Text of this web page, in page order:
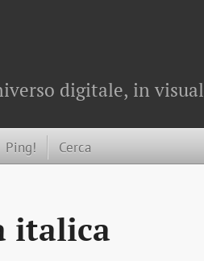
digitale, in
Ping! Cerca
italica